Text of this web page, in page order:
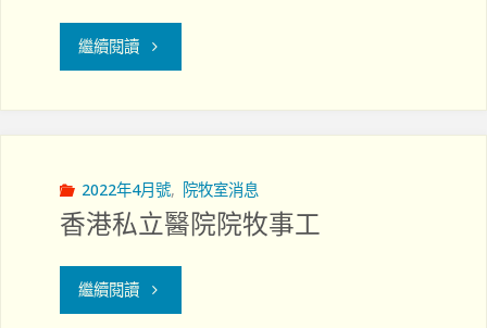
牧
繼續閱讀"牧
愛
會
院
2022年4月號, 院牧室消息
香港私立醫院院牧事工
繼續閱讀"香